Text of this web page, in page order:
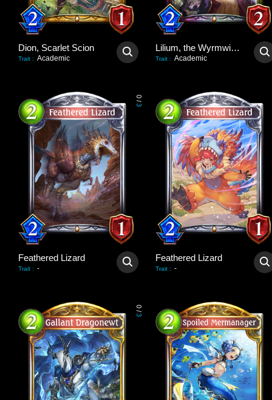
Dion, Scarlet Scion
Trait : Academic
Lilium, the Wyrmwitch
Trait : Academic
0
/
3
Feathered Lizard
Trait : -
Feathered Lizard
Trait : -
0
/
3